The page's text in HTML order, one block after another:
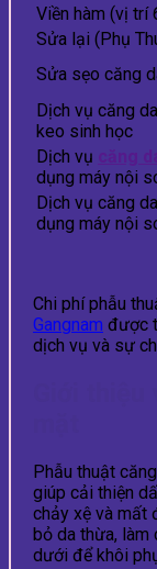
Viền hàm (vị trí
Sửa lại (Phụ
Sửa sẹo căng
Dịch vụ căng
keo sinh học
Dịch vụ căng
dụng máy nội
Dịch vụ căng
dụng máy nội
Chi phí phẫu
Gangnam được
dịch vụ và sự
Phẫu thuật
giúp cải thiện
chảy xệ và mất
bỏ da thừa, làm
dưới để khôi